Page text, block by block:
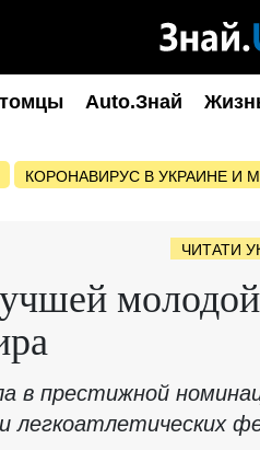
Auto.Знай
КОРОНАВИРУС В УКРАИНЕ И
ЧИТАТИ
молодой
в престижной
легкоатлетических